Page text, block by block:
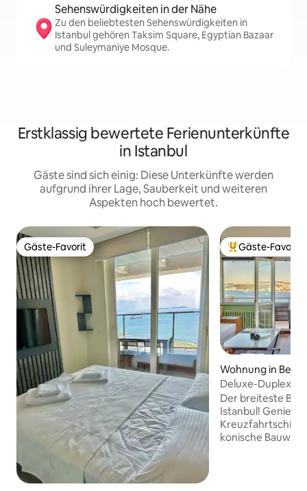
Sehenswürdigkeiten in der Nähe
Zu den beliebtesten Sehenswürdigkeiten in
Istanbul gehören Taksim Square, Egyptian Bazaar
und Suleymaniye Mosque.
Erstklassig bewertete Ferienunterkünfte
in Istanbul
Gäste sind sich einig: Diese Unterkünfte werden
aufgrund ihrer Lage, Sauberkeit und weiteren
Aspekten hoch bewertet.
Gäste-Favorit
Gäste-Favorit Beliebter Gäste-
Gäste-Favorit
Wohnung in
Deluxe-Duplex-
auf den Bosporus
Der breiteste
Istanbul!
konische